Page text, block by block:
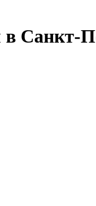
Санкт-